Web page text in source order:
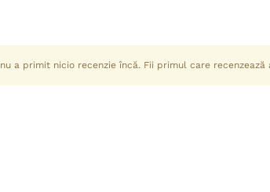
a primit nicio recenzie încă. Fii primul care recenzează